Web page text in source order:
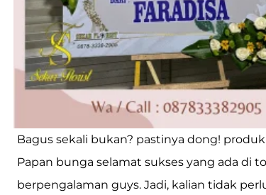
Bagus sekali bukan? pastinya dong! produk
Papan bunga selamat sukses yang ada di
berpengalaman guys. Jadi, kalian tidak